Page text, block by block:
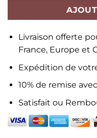
Livraison offerte
France, Europe et
Expédition de
10% de remise
Satisfait ou